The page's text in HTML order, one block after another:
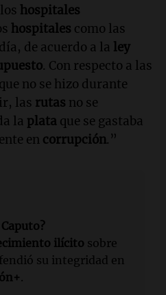
hospitales
hospitales como las
de acuerdo a la ley
. Con respecto a las
no se hizo durante
las rutas no se
la plata que se gastaba
en corrupción.”
ilícito sobre
su integridad en
.